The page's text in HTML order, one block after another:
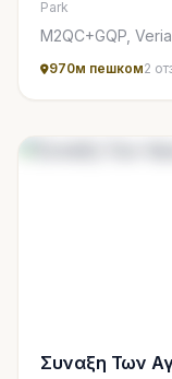
Park
M2QC+GQP,
970м пешком2
Συναξη Των